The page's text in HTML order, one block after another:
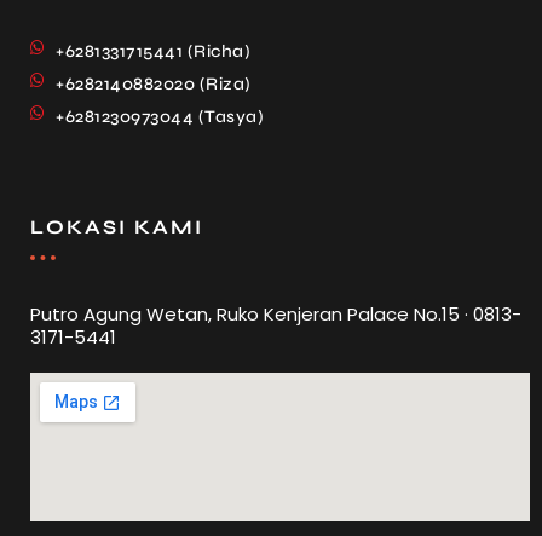
+6281331715441 (Richa)
+6282140882020 (Riza)
+6281230973044 (Tasya)
LOKASI KAMI
Putro Agung Wetan, Ruko Kenjeran Palace No.15 · 0813-
3171-5441